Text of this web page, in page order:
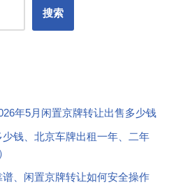
搜索
年5月闲置京牌转让出售多少钱
钱、北京车牌出租一年、二年
、闲置京牌转让如何安全操作